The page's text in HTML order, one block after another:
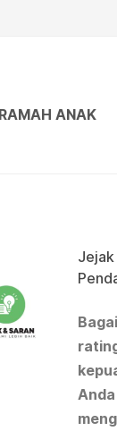
ANAK
Jejak
Anda